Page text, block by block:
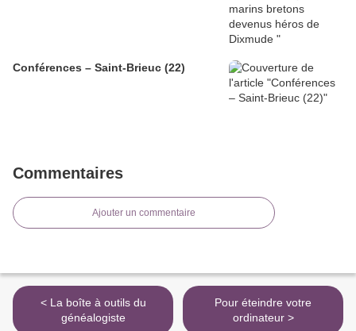
Conférences – Saint-Brieuc (22)
Commentaires
Ajouter un commentaire
< La boîte à outils du
généalogiste
Pour éteindre votre
ordinateur >